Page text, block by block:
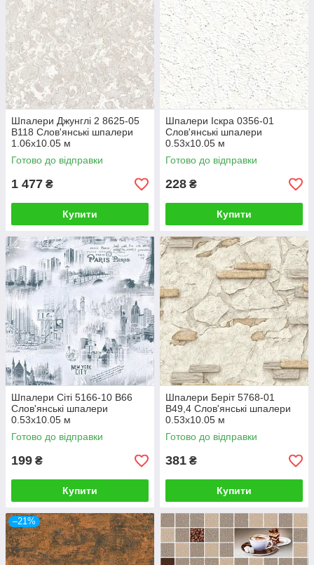
Шпалери Джунглі 2 8625-05
В118 Слов'янські шпалери
1.06х10.05 м
Готово до відправки
1 477 ₴
Купити
Шпалери Іскра 0356-01
Слов'янські шпалери
0.53х10.05 м
Готово до відправки
228 ₴
Купити
Шпалери Сіті 5166-10 В66
Слов'янські шпалери
0.53х10.05 м
Готово до відправки
199 ₴
Купити
Шпалери Беріт 5768-01
В49,4 Слов'янські шпалери
0.53х10.05 м
Готово до відправки
381 ₴
Купити
–21%